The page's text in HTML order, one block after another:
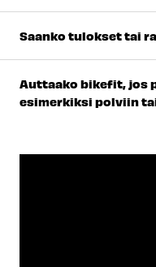
Saanko tulokset tai
Auttaako bikefit, jos
esimerkiksi polviin